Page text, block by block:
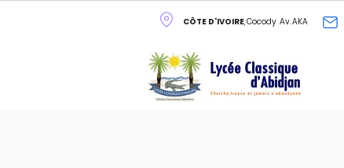
CÔTE D'IVOIRE, Cocody Av. AKA